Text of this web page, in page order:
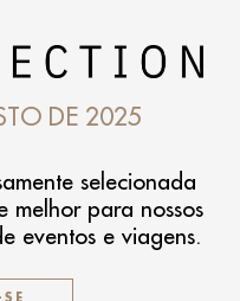
DE 2025
selecionada
para nossos
eventos e viagens.